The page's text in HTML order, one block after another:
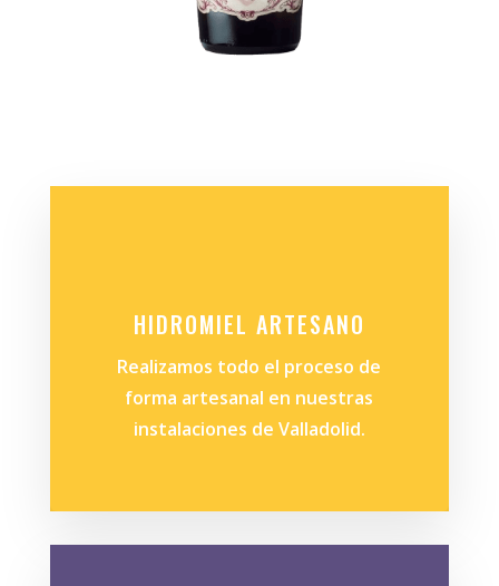
HIDROMIEL ARTESANO
Realizamos todo el proceso de
forma artesanal en nuestras
instalaciones de Valladolid.